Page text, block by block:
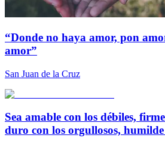
“Donde no haya amor, pon
amor”
San Juan de la Cruz
Sea amable con los débiles,
duro con los orgullosos,